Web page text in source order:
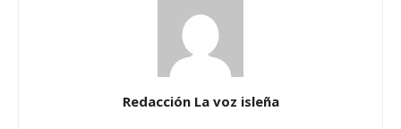
Redacción La voz isleña